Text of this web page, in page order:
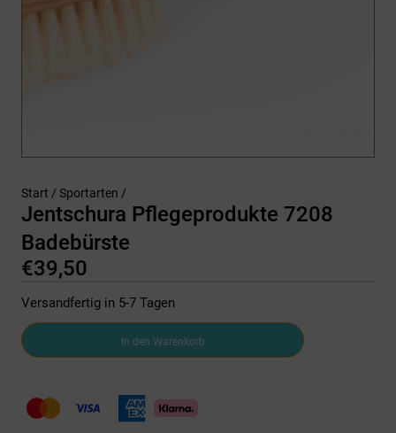
Start / Sportarten /
Jentschura Pflegeprodukte 7208
Badebürste
€39,50
Versandfertig in 5-7 Tagen
Jentschura
Pflegeprodukte
7208
In den Warenkorb